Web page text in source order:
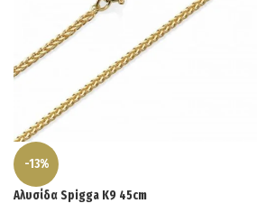
-13%
Αλυσίδα Spigga K9 45cm